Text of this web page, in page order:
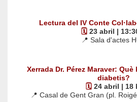
Lectura del IV Conte
🗓️ 23 abril |
📍 Sala d'actes
Xerrada Dr. Pérez Maraver:
diabetis?
🗓️ 24 abril | 18
📍 Casal de Gent Gran (pl.